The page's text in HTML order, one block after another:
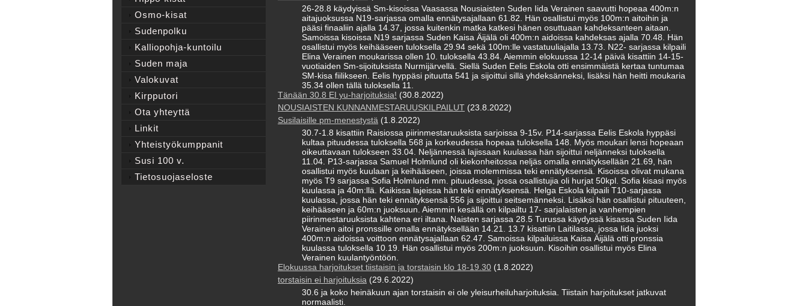
26-28.8 käydyissä Sm-kisoissa Vaasassa Nousiaisten Suden Iida Verainen saavutti hopeaa 400m:n
aitajuoksussa N19-sarjassa omalla ennätysajallaan 61.82. Hän osallistui myös 100m:n aitoihin ja
pääsi finaaliin ajalla 14.37, jossa kuitenkin matka katkesi hänen osuttuaan kahdeksanteen aitaan.
Samoissa kisoissa N19 sarjassa Suden Kaisa Äijälä oli 400m:n aidoissa kahdeksas ajalla 70.48. Hän
osallistui myös keihääseen tuloksella 29.94 sekä 100m:lle vastatuuliajalla 13.73. N22- sarjassa kilpaili
Elina Verainen moukarissa ollen 10. tuloksella 43.84. Aiemmin elokuussa 12-14 päivä kisattiin 14-15-
vuotiaiden Sm-sijoituksista Nurmijärvellä. Siellä Suden Eelis Eskola otti ensimmäistä kertaa tuntumaa
SM-kisa fiilikseen. Eelis hyppäsi pituutta 541 ja sijoittui sillä yhdeksänneksi, lisäksi hän heitti moukaria
35.34 ollen tällä tuloksella 11.
Tänään 30.8 EI yu-harjoituksia! (30.8.2022)
NOUSIAISTEN KUNNANMESTARUUSKILPAILUT (23.8.2022)
Susilaisille pm-menestystä (1.8.2022)
30.7-1.8 kisattiin Raisiossa piirinmestaruuksista sarjoissa 9-15v. P14-sarjassa Eelis Eskola hyppäsi
kultaa pituudessa tuloksella 568 ja korkeudessa hopeaa tuloksella 148. Myös moukari lensi hopeaan
oikeuttavaan tulokseen 33.04. Neljännessä lajissaan kuulassa hän sijoittui neljänneksi tuloksella
11.04. P13-sarjassa Samuel Holmlund oli kiekonheitossa neljäs omalla ennätyksellään 21.69, hän
osallistui myös kuulaan ja keihääseen, joissa molemmissa teki ennätyksensä. Kisoissa olivat mukana
myös T9 sarjassa Sofia Holmlund mm. pituudessa, jossa osallistujia oli hurjat 50kpl. Sofia kisasi myös
kuulassa ja 40m:llä. Kaikissa lajeissa hän teki ennätyksensä. Helga Eskola kilpaili T10-sarjassa
kuulassa, jossa hän teki ennätyksensä 556 ja sijoittui seitsemänneksi. Lisäksi hän osallistui pituuteen,
keihääseen ja 60m:n juoksuun. Aiemmin kesällä on kilpailtu 17- sarjalaisten ja vanhempien
piirinmestaruuksista kahtena eri iltana. Naisten sarjassa 28.5 Turussa käydyssä kisassa Suden Iida
Verainen aitoi pronssille omalla ennätyksellään 14.21. 13.7 kisattiin Laitilassa, jossa Iida juoksi
400m:n aidoissa voittoon ennätysajallaan 62.47. Samoissa kilpailuissa Kaisa Äijälä otti pronssia
kuulassa tuloksella 10.19. Hän osallistui myös 200m:n juoksuun. Kisoihin osallistui myös Elina
Verainen kuulantyöntöön.
Elokuussa harjoitukset tiistaisin ja torstaisin klo 18-19.30 (1.8.2022)
torstaisin ei harjoituksia (29.6.2022)
30.6 ja koko heinäkuun ajan torstaisin ei ole yleisurheiluharjoituksia. Tiistain harjoitukset jatkuvat
normaalisti.
Osmo-kisat
Sudenpolku
Kalliopohja-kuntoilu
Suden maja
Valokuvat
Kirpputori
Ota yhteyttä
Linkit
Yhteistyökumppanit
Susi 100 v.
Tietosuojaseloste